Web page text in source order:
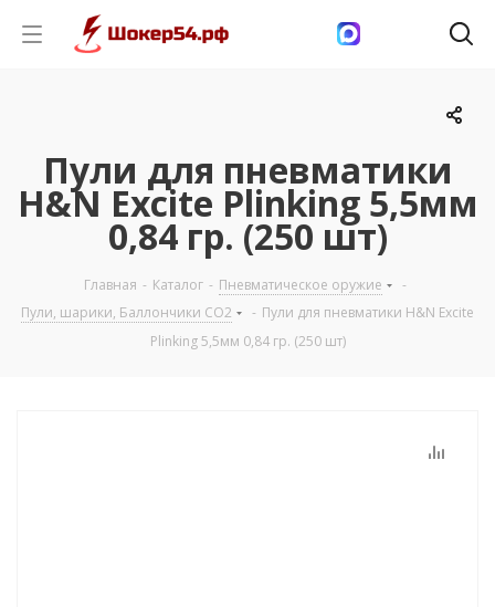
Пули для пневматики
H&N Excite Plinking 5,5мм
0,84 гр. (250 шт)
Главная - Каталог - Пневматическое оружие
-
Пули, шарики, Баллончики СО2
- Пули для пневматики H&N Excite
Plinking 5,5мм 0,84 гр. (250 шт)